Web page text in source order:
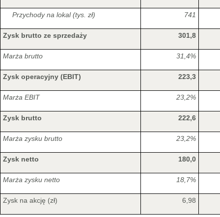
Przychody na lokal (tys. zł) 741
Zysk brutto ze sprzedaży 301,8
Marża brutto 31,4%
Zysk operacyjny (EBIT) 223,3
Marża EBIT 23,2%
Zysk brutto 222,6
Marża zysku brutto 23,2%
Zysk netto 180,0
Marża zysku netto 18,7%
Zysk na akcję (zł) 6,98